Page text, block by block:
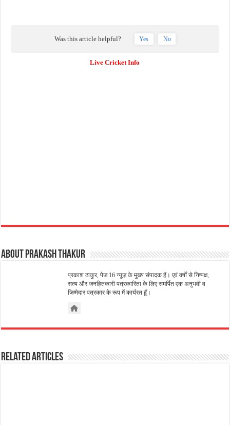
Was this article helpful? Yes No
Live Cricket Info
About Prakash Thakur
प्रकाश ठाकुर, पेज 16 न्यूज़ के मुख्य संपादक हैं। एवं वर्षों से निष्पक्ष,
सत्य और जनहितकारी पत्रकारिता के लिए समर्पित एक अनुभवी व
जिम्मेदार पत्रकार के रूप में कार्यरत हूँ।
Related Articles